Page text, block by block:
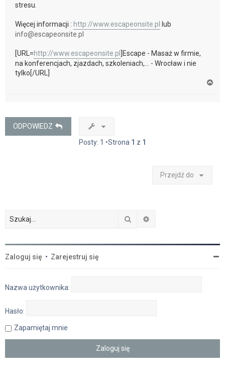
stresu.
Więcej informacji : http://www.escapeonsite.pl
lub
info@escapeonsite.pl
[URL=http://www.escapeonsite.pl
]Escape - Masaż w firmie,
na konferencjach, zjazdach, szkoleniach,... - Wrocław i nie
tylko[/URL]
ODPOWIEDZ
Posty: 1 •Strona 1 z 1
Przejdź do
Szukaj
Zaloguj się • Zarejestruj się
Nazwa użytkownika:
Hasło:
Zapamiętaj mnie